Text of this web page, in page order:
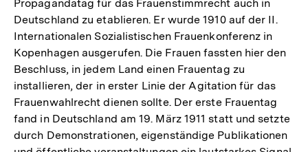
Propagandatag für das Frauenstimmrecht auch in
Deutschland zu etablieren. Er wurde 1910 auf der II.
Internationalen Sozialistischen Frauenkonferenz in
Kopenhagen ausgerufen. Die Frauen fassten hier den
Beschluss, in jedem Land einen Frauentag zu
installieren, der in erster Linie der Agitation für das
Frauenwahlrecht dienen sollte. Der erste Frauentag
fand in Deutschland am 19. März 1911 statt und setzte
durch Demonstrationen, eigenständige Publikationen